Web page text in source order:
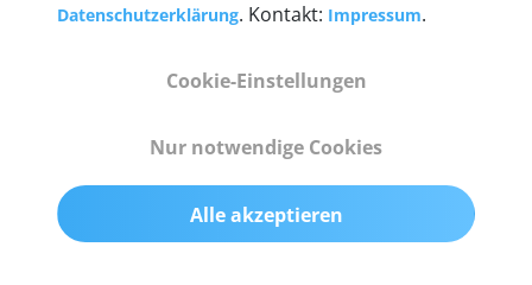
55 mm x 25 mm x 12 mm
200 g
Datenschutzerklärung. Kontakt: Impressum.
Cookie-Einstellungen
Nur notwendige Cookies
Alle akzeptieren